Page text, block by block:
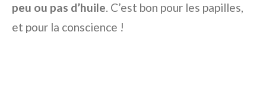
peu ou pas d’huile. C’est bon pour les papilles,
et pour la conscience !